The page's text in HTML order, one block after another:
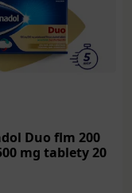
Duo flm 200
mg tablety 20